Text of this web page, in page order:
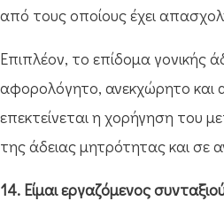
από τους οποίους έχει
Επιπλέον, το επίδομα γονικής
αφορολόγητο, ανεκχώρητο και
επεκτείνεται η χορήγηση του
της άδειας μητρότητας και σε
14. Είμαι εργαζόμενος